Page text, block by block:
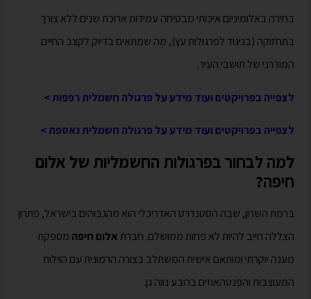
בחירה באלומיניום איכותי מבטיחה עמידות ארוכת שנים ללא צורך
בתחזוקה (בניגוד לפרגולות עץ), מה שמתאים בדיוק לקצב החיים
המודרני של תושבי העיר.
לצפייה בפרויקטים ועוד מידע על פרגולה חשמלית רפפות >
לצפייה בפרויקטים ועוד מידע על פרגולה חשמלית נאספת >
למה לבחור בפרגולות החשמליות של אלום
חיפה?
ברמת השרון, שבה הסטנדרט האדריכלי הוא מהגבוהים בישראל, פתרון
הצללה חייב להיות לא פחות ממושלם. חברתאלום חיפה מספקת
מענה יוקרתי ומותאם אישית המשתלב בצורה הרמונית עם הוילות
המעוצבות והפנטהאוזים ברובע נווה גן.